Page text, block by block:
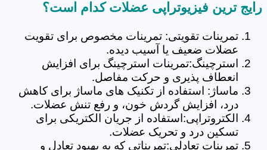
رایج ترین فیزیوتراپی عضلات کدام است؟
تمرینات تقویتی: تمرینات مخصوص برای تقویت
عضلات ضعیف یا آسیب دیده.
استرچینگ:تمرینات استرچینگ برای افزایش
انعطاف پذیری و حرکت مفاصل.
ماساژ: استفاده از تکنیک های ماساژ برای کاهش
درد، افزایش گردش خون، و رفع تنش عضلات.
الکتروتراپی:استفاده از جریان الکتریکی برای
تسکین درد و تحریک عضلات.
تمرینات تعادلی:تمریناتی که به بهبود تعادل و